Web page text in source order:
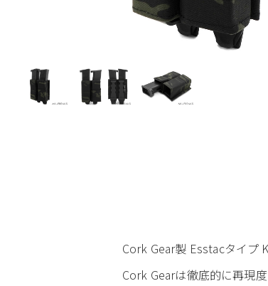
Cork Gear製 Esstacタイプ
Cork Gearは徹底的に再現